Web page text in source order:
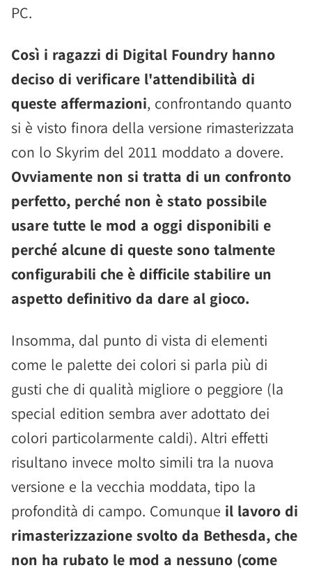
PC.
Così i ragazzi di Digital Foundry hanno
deciso di verificare l'attendibilità di
queste affermazioni, confrontando quanto
si è visto finora della versione rimasterizzata
con lo Skyrim del 2011 moddato a dovere.
Ovviamente non si tratta di un confronto
perfetto, perché non è stato possibile
usare tutte le mod a oggi disponibili e
perché alcune di queste sono talmente
configurabili che è difficile stabilire un
aspetto definitivo da dare al gioco.
Insomma, dal punto di vista di elementi
come le palette dei colori si parla più di
gusti che di qualità migliore o peggiore (la
special edition sembra aver adottato dei
colori particolarmente caldi). Altri effetti
risultano invece molto simili tra la nuova
versione e la vecchia moddata, tipo la
profondità di campo. Comunque il lavoro di
rimasterizzazione svolto da Bethesda, che
non ha rubato le mod a nessuno (come